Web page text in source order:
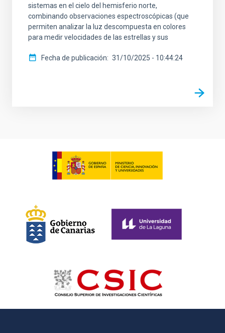
sistemas en el cielo del hemisferio norte,
combinando observaciones espectroscópicas (que
permiten analizar la luz descompuesta en colores
para medir velocidades de las estrellas y sus
Fecha de publicación 31/10/2025 - 10:44:24